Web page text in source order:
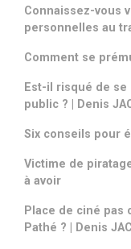
Connaissez-vous
personnelles au
Comment se
Est-il risqué de
public ? | Denis
Six conseils pour
Victime de
à avoir
Place de ciné pas
Pathé ? | Denis